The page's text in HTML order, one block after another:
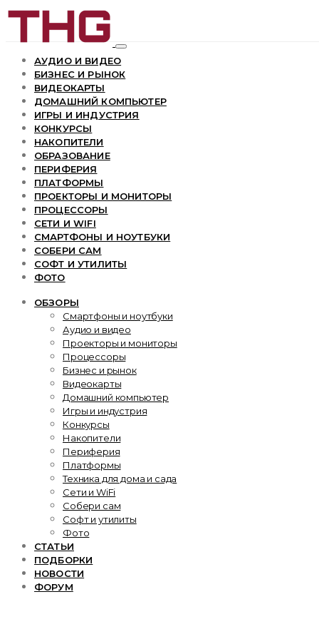
АУДИО И ВИДЕО
БИЗНЕС И РЫНОК
ВИДЕОКАРТЫ
ДОМАШНИЙ КОМПЬЮТЕР
ИГРЫ И ИНДУСТРИЯ
КОНКУРСЫ
НАКОПИТЕЛИ
ОБРАЗОВАНИЕ
ПЕРИФЕРИЯ
ПЛАТФОРМЫ
ПРОЕКТОРЫ И МОНИТОРЫ
ПРОЦЕССОРЫ
СЕТИ И WIFI
СМАРТФОНЫ И НОУТБУКИ
СОБЕРИ САМ
СОФТ И УТИЛИТЫ
ФОТО
ОБЗОРЫ
Смартфоны и ноутбуки
Аудио и видео
Проекторы и мониторы
Процессоры
Бизнес и рынок
Видеокарты
Домашний компьютер
Игры и индустрия
Конкурсы
Накопители
Периферия
Платформы
Техника для дома и сада
Сети и WiFi
Собери сам
Софт и утилиты
Фото
СТАТЬИ
ПОДБОРКИ
НОВОСТИ
ФОРУМ